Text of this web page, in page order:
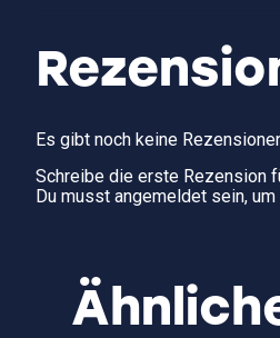
Es gibt noch keine
Schreibe die erste Rezension
Du musst angemeldet sein,